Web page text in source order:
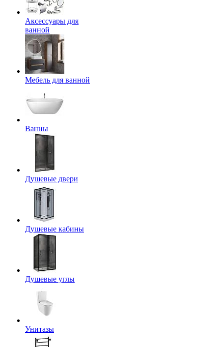
Аксессуары для
ванной
Мебель для ванной
Ванны
Душевые двери
Душевые кабины
Душевые углы
Унитазы